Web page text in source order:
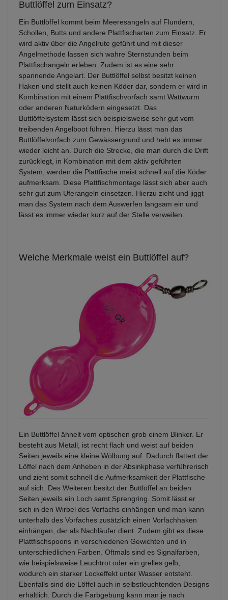
Buttlöffel zum Einsatz?
Ein Buttlöffel kommt beim Meeresangeln auf Flundern,
Schollen, Butts und andere Plattfischarten zum Einsatz. Er
wird aktiv über die Angelrute geführt und mit dieser
Angelmethode lassen sich wahre Sternstunden beim
Plattfischangeln erleben. Zudem ist es eine sehr
spannende Angelart. Der Buttlöffel selbst besitzt keinen
Haken und stellt auch keinen Köder dar, sondern er wird in
Kombination mit einem Plattfischvorfach samt Wattwurm
oder anderen Naturködern eingesetzt. Das
Buttlöffelsystem lässt sich beispielsweise sehr gut vom
treibenden Angelboot führen. Hierzu lässt man das
Buttlöffelvorfach zum Gewässergrund und hebt es immer
wieder leicht an. Durch die Strecke, die man durch die Drift
zurücklegt, in Kombination mit dem aktiv geführten
System, werden die Plattfische meist schnell auf die Köder
aufmerksam. Diese Plattfischmontage lässt sich aber auch
sehr gut zum Uferangeln einsetzen. Hierzu zieht und jiggt
man das System nach dem Auswerfen langsam ein und
lässt es immer wieder kurz auf der Stelle verweilen.
Welche Merkmale weist ein Buttlöffel auf?
Ein Buttlöffel ähnelt vom optischen grob einem Blinker. Er
besteht aus Metall, ist recht flach und weist auf beiden
Seiten jeweils eine kleine Wölbung auf. Dadurch flattert der
Löffel nach dem Anheben in der Absinkphase verführerisch
und zieht somit schnell die Aufmerksamkeit der Plattfische
auf sich. Des Weiteren besitzt der Buttlöffel an beiden
Seiten jeweils ein Loch samt Sprengring. Somit lässt er
sich in den Wirbel des Vorfachs einhängen und man kann
unterhalb des Vorfaches zusätzlich einen Vorfachhaken
einhängen, der als Nachläufer dient. Zudem gibt es diese
Plattfischspoons in verschiedenen Gewichten und in
unterschiedlichen Farben. Oftmals sind es Signalfarben,
wie beispielsweise Leuchtrot oder ein grelles gelb,
wodurch ein starker Lockeffekt unter Wasser entsteht.
Ebenfalls sind die Löffel auch in selbstleuchtenden Designs
erhältlich. Durch die Farbgebung kann man je nach